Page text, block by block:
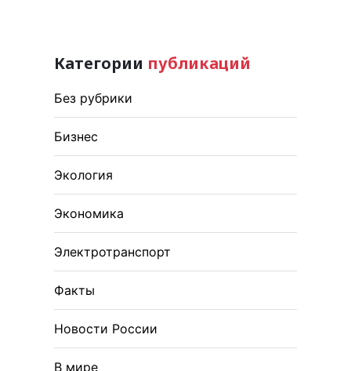
Категории публикаций
Без рубрики
Бизнес
Экология
Экономика
Электротранспорт
Факты
Новости России
В мире